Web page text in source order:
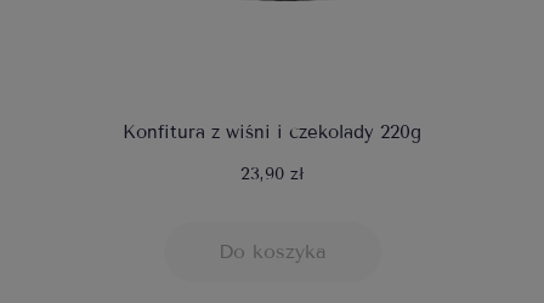
Konfitura z wiśni i czekolady 220g
23,90 zł
Do koszyka